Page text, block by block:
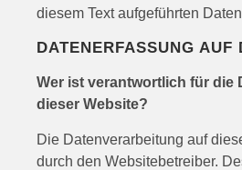
diesem Text aufgeführten
DATENERFASSUNG AUF
Wer ist verantwortlich für die
dieser Website?
Die Datenverarbeitung auf
durch den Websitebetreiber.